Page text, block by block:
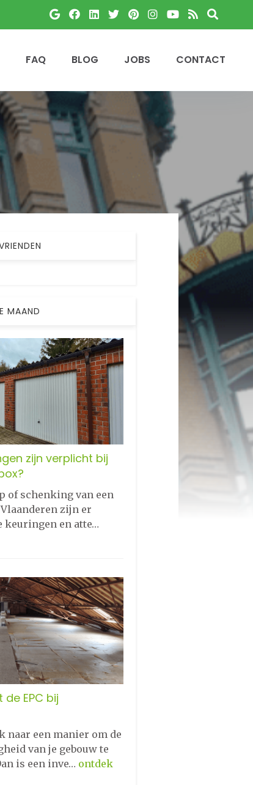
FAQ BLOG JOBS CONTACT
MAAND
zijn verplicht bij
of schenking van een
zijn er
keuringen en atte…
de EPC bij
naar een manier om de
van je gebouw te
is een inve… ontdek